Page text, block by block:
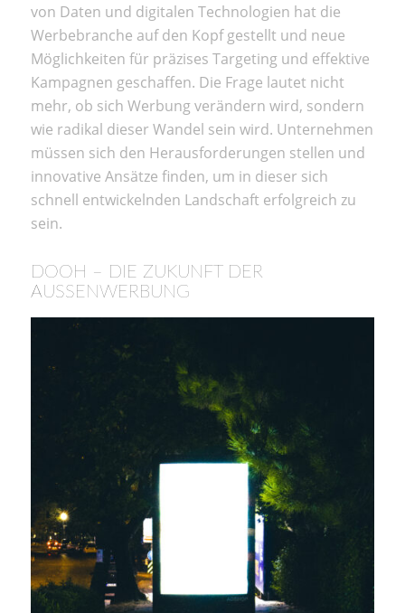
von Daten und digitalen Technologien hat die
Werbebranche auf den Kopf gestellt und neue
Möglichkeiten für präzises Targeting und effektive
Kampagnen geschaffen. Die Frage lautet nicht
mehr, ob sich Werbung verändern wird, sondern
wie radikal dieser Wandel sein wird. Unternehmen
müssen sich den Herausforderungen stellen und
innovative Ansätze finden, um in dieser sich
schnell entwickelnden Landschaft erfolgreich zu
sein.
DOOH – DIE ZUKUNFT DER
AUSSENWERBUNG